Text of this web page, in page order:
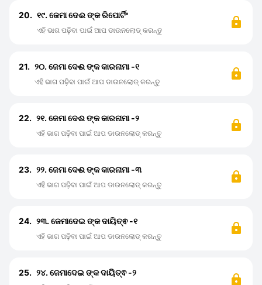
20. ୧୯. ଜେମା ଦେଈ ଙ୍କ ରିପୋର୍ଟିଂ
ଏହି ଭାଗ ପଢ଼ିବା ପାଇଁ ଆପ ଡାଉନଲୋଡ୍ କରନ୍ତୁ
21. ୨୦. ଜେମା ଦେଈ ଙ୍କ କାରନାମା -୧
ଏହି ଭାଗ ପଢ଼ିବା ପାଇଁ ଆପ ଡାଉନଲୋଡ୍ କରନ୍ତୁ
22. ୨୧. ଜେମା ଦେଈ ଙ୍କ କାରନାମା -୨
ଏହି ଭାଗ ପଢ଼ିବା ପାଇଁ ଆପ ଡାଉନଲୋଡ୍ କରନ୍ତୁ
23. ୨୨. ଜେମା ଦେଈ ଙ୍କ କାରନାମା -୩
ଏହି ଭାଗ ପଢ଼ିବା ପାଇଁ ଆପ ଡାଉନଲୋଡ୍ କରନ୍ତୁ
24. ୨୩. ଜେମାଦେଇ ଙ୍କ ଦାୟିତ୍ଵ -୧
ଏହି ଭାଗ ପଢ଼ିବା ପାଇଁ ଆପ ଡାଉନଲୋଡ୍ କରନ୍ତୁ
25. ୨୪. ଜେମାଦେଇ ଙ୍କ ଦାୟିତ୍ଵ -୨